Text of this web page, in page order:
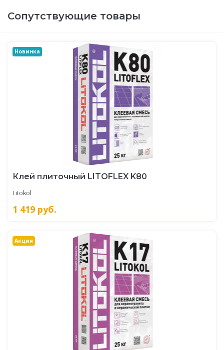
Сопутствующие товары
Новинка
Клей плиточный LITOFLEX K80
Litokol
1 419 руб.
Акция